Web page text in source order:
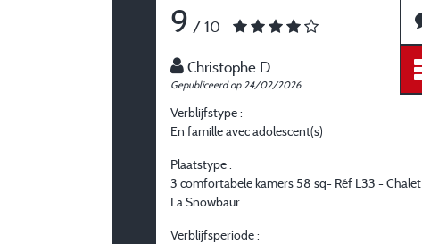
9 / 10
Christophe D
Gepubliceerd op 24/02/2026
Verblijfstype :
En famille avec adolescent(s)
Plaatstype :
3 comfortabele kamers 58 sq- Réf L33 - Chalet
La Snowbaur
Verblijfsperiode :